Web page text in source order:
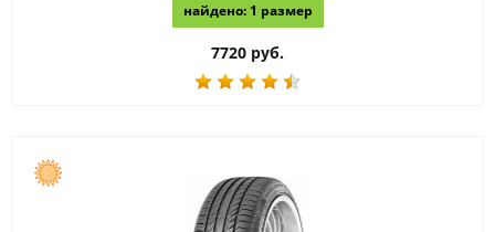
найдено: 1 размер
7720 руб.